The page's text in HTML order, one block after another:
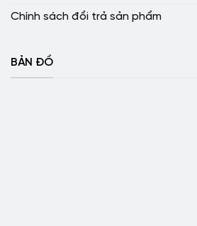
Chính sách đổi trả sản phẩm
BẢN ĐỒ